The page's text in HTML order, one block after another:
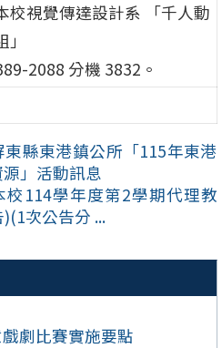
劇比賽實施要點
校視覺傳達設計系 「千人動
2088 分機 3832。
東縣東港鎮公所「115年東港
」活動訊息
校114學年度第2學期代理教
次公告分 ...